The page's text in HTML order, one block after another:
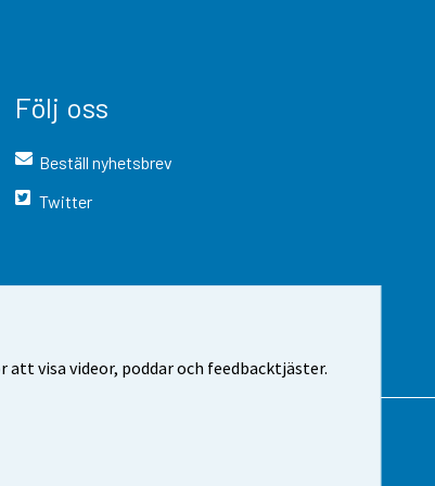
visa videor, poddar och feedbacktjäster.
Följ oss
Beställ nyhetsbrev
Twitter